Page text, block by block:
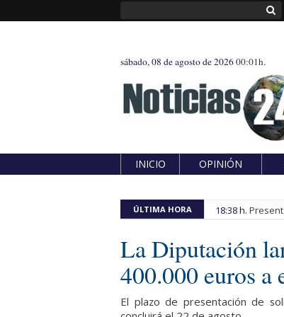
sábado, 08 de agosto de 202600:01h.
INICIO OPINIÓN
ÚLTIMA HORA 18:38 h.
La Diputación
400.000 euros a
El plazo de presentación de